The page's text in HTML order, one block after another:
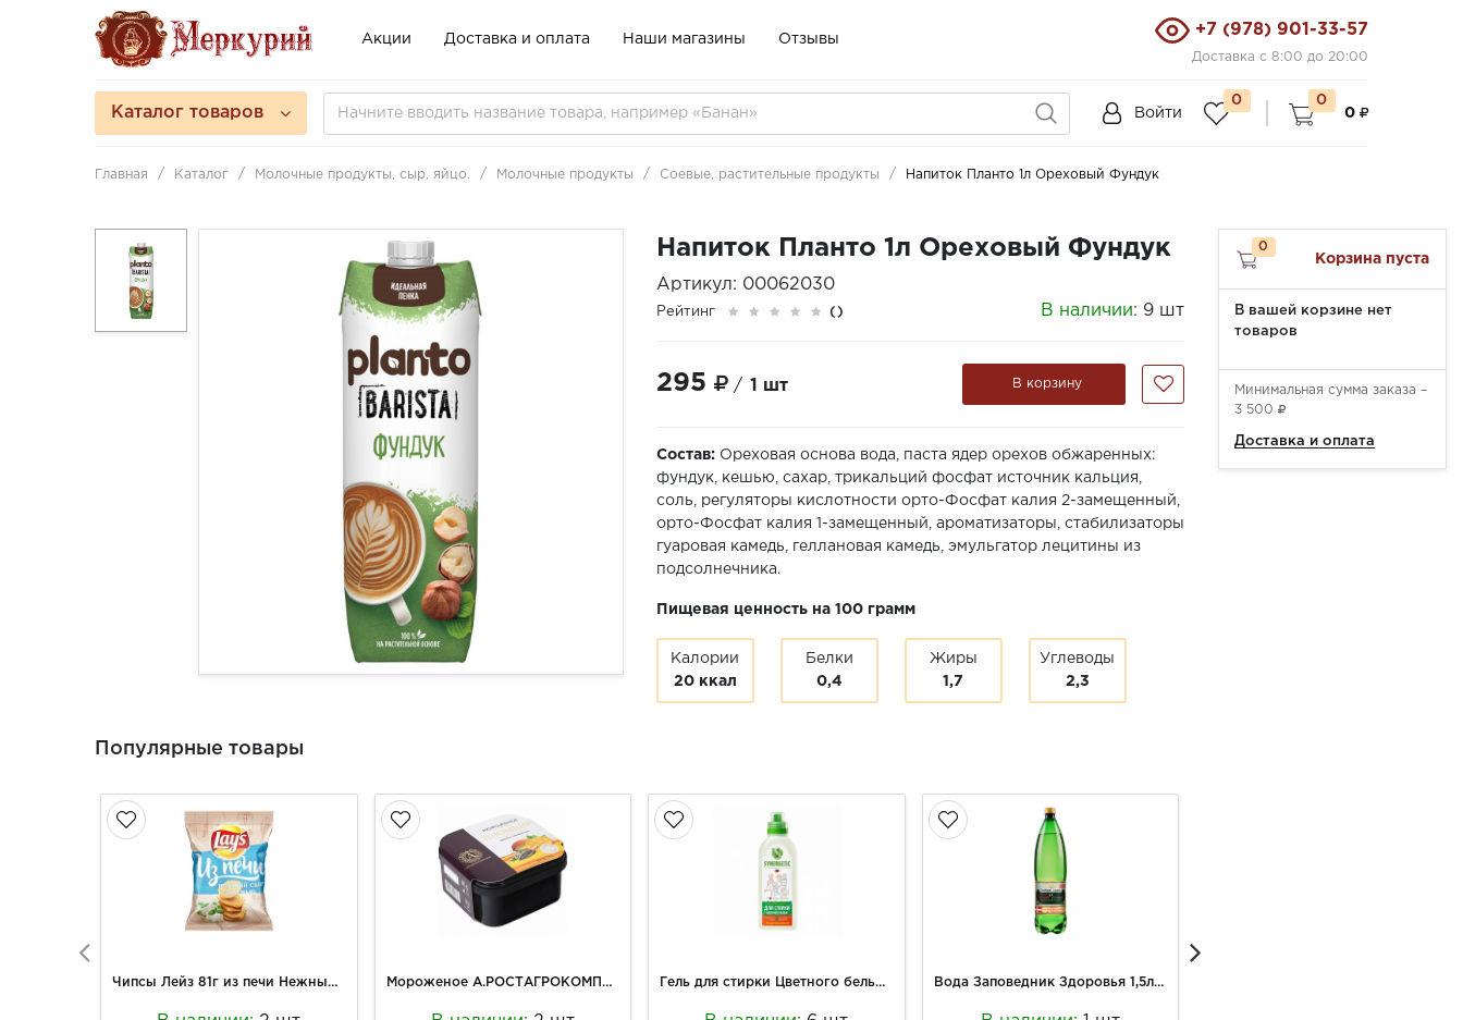
Акции Доставка и оплата Наши магазины Отзывы
+7 (978) 901-33-57
Доставка с 8:00 до 20:00
Каталог товаров Войти
0
0
0
Главная Каталог Молочные продукты, сыр, яйцо. Молочные продукты Соевые, растительные продукты Напиток Планто 1л Ореховый Фундук
Напиток Планто 1л Ореховый Фундук
Артикул: 00062030
Рейтинг () В наличии: 9 шт
295 / 1 шт В корзину
Состав: Ореховая основа вода, паста ядер орехов обжаренных:
фундук, кешью, сахар, трикальций фосфат источник кальция,
соль, регуляторы кислотности орто-Фосфат калия 2-замещенный,
орто-Фосфат калия 1-замещенный, ароматизаторы, стабилизаторы
гуаровая камедь, геллановая камедь, эмульгатор лецитины из
подсолнечника.
Пищевая ценность на 100 грамм
Калории
20 ккал
Белки
0,4
Жиры
1,7
Углеводы
2,3
Популярные товары
Чипсы Лейз 81г из печи Нежный Сыр с зеленью Мороженое А.РОСТАГРОКОМПЛЕКС 300г Пломбир с Манго и семенами чиа 15% Гель для стирки Цветного белья Синергетик 750мл Вода Заповедник Здоровья 1,5л №4 ПЭТ
0
Корзина пуста
В вашей корзине нет
товаров
Минимальная сумма заказа –
3 500
Доставка и оплата